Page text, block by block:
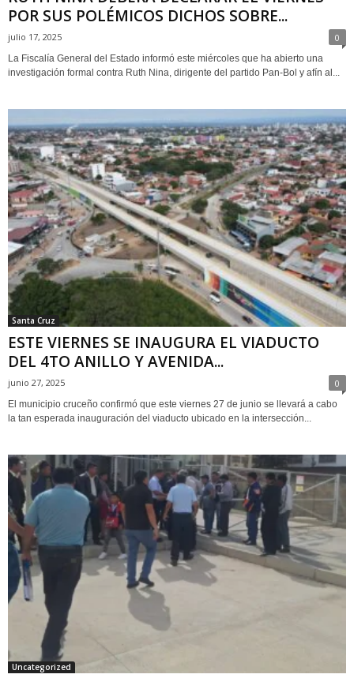
POR SUS POLÉMICOS DICHOS SOBRE...
julio 17, 2025 0
La Fiscalía General del Estado informó este miércoles que ha abierto una
investigación formal contra Ruth Nina, dirigente del partido Pan-Bol y afín al...
Santa Cruz
ESTE VIERNES SE INAUGURA EL VIADUCTO
DEL 4TO ANILLO Y AVENIDA...
junio 27, 2025 0
El municipio cruceño confirmó que este viernes 27 de junio se llevará a cabo
la tan esperada inauguración del viaducto ubicado en la intersección...
Uncategorized